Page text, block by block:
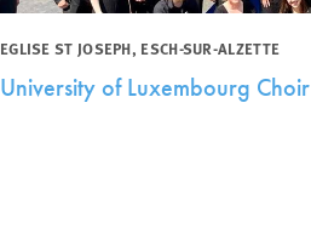
EGLISE ST JOSEPH, ESCH-SUR-ALZETTE
University of Luxembourg Choir